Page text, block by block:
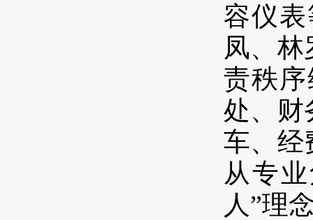
容仪
凤、
责秩
处、财
车、经
从专
人”理